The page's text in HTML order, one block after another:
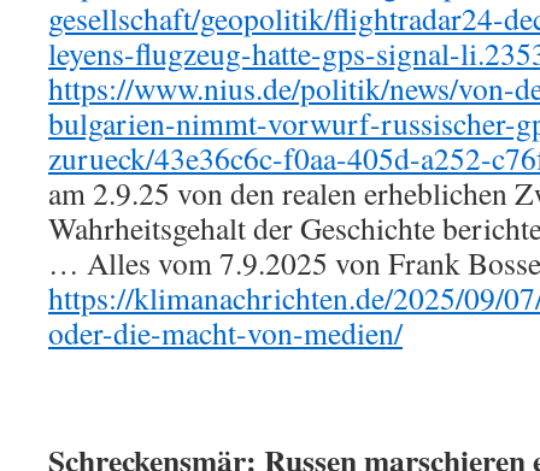
gesellschaft/geopolitik/flightradar24-
leyens-flugzeug-hatte-gps-signal-
https://www.nius.de/politik/news/von-
bulgarien-nimmt-vorwurf-russischer-
zurueck/43e36c6c-f0aa-405d-a252-
am 2.9.25 von den realen erheblichen
Wahrheitsgehalt der Geschichte
… Alles vom 7.9.2025 von Frank
https://klimanachrichten.de/2025/09/
oder-die-macht-von-medien/
Schreckensmär: Russen marschieren